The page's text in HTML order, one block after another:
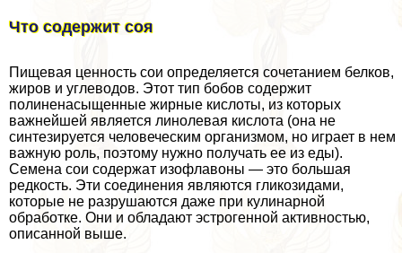
Что содержит соя
Пищевая ценность сои определяется сочетанием белков,
жиров и углеводов. Этот тип бобов содержит
полиненасыщенные жирные кислоты, из которых
важнейшей является линолевая кислота (она не
синтезируется человеческим организмом, но играет в нем
важную роль, поэтому нужно получать ее из еды).
Семена сои содержат изофлавоны — это большая
редкость. Эти соединения являются гликозидами,
которые не разрушаются даже при кулинарной
обработке. Они и обладают эстрогенной активностью,
описанной выше.